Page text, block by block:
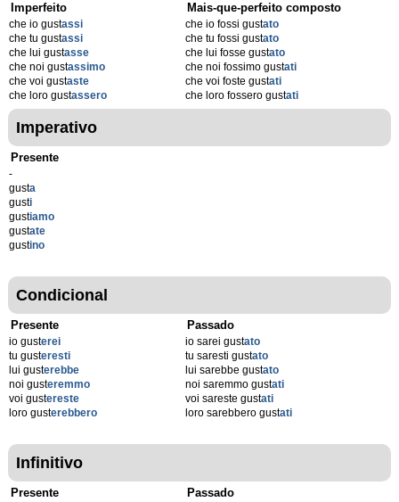
Imperfeito
che io gustassi
che tu gustassi
che lui gustasse
che noi gustassimo
che voi gustaste
che loro gustassero
Mais-que-perfeito composto
che io fossi gustato
che tu fossi gustato
che lui fosse gustato
che noi fossimo gustati
che voi foste gustati
che loro fossero gustati
Imperativo
Presente
-
gusta
gusti
gustiamo
gustate
gustino
Condicional
Presente
io gusterei
tu gusteresti
lui gusterebbe
noi gusteremmo
voi gustereste
loro gusterebbero
Passado
io sarei gustato
tu saresti gustato
lui sarebbe gustato
noi saremmo gustati
voi sareste gustati
loro sarebbero gustati
Infinitivo
Presente Passado